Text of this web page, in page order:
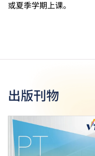
或夏季学期上课。
出版刊物